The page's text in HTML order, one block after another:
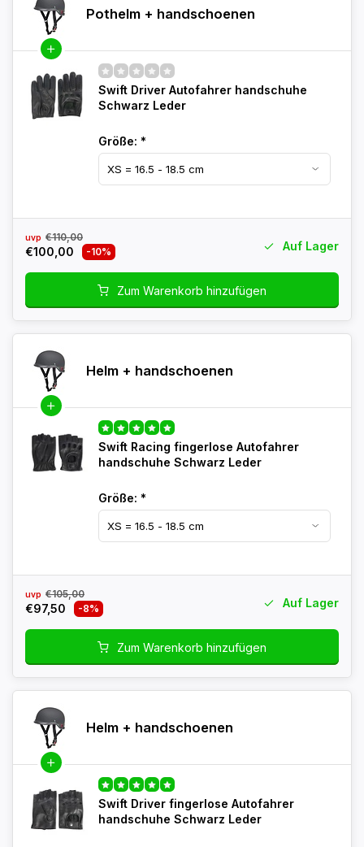
Pothelm + handschoenen
Swift Driver Autofahrer handschuhe
Schwarz Leder
Größe: *
uvp €110,00
€100,00 -10% Auf Lager
Zum Warenkorb hinzufügen
Helm + handschoenen
Swift Racing fingerlose Autofahrer
handschuhe Schwarz Leder
Größe: *
uvp €105,00
€97,50 -8% Auf Lager
Zum Warenkorb hinzufügen
Helm + handschoenen
Swift Driver fingerlose Autofahrer
handschuhe Schwarz Leder